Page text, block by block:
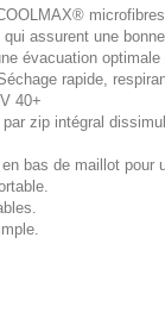
qui assurent une
évacuation
rapide,
40+
zip intégral
bas de maillot pour